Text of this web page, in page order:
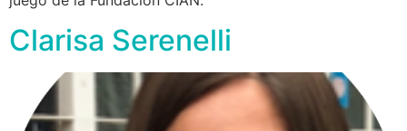
Clarisa Serenelli